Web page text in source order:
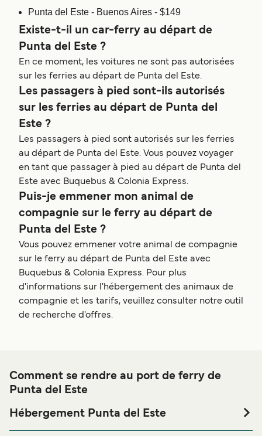
Punta del Este - Buenos Aires - $149
Existe-t-il un car-ferry au départ de
Punta del Este ?
En ce moment, les voitures ne sont pas autorisées
sur les ferries au départ de Punta del Este.
Les passagers à pied sont-ils autorisés
sur les ferries au départ de Punta del
Este ?
Les passagers à pied sont autorisés sur les ferries
au départ de Punta del Este. Vous pouvez voyager
en tant que passager à pied au départ de Punta del
Este avec Buquebus & Colonia Express.
Puis-je emmener mon animal de
compagnie sur le ferry au départ de
Punta del Este ?
Vous pouvez emmener votre animal de compagnie
sur le ferry au départ de Punta del Este avec
Buquebus & Colonia Express. Pour plus
d'informations sur l'hébergement des animaux de
compagnie et les tarifs, veuillez consulter notre outil
de recherche d'offres.
Comment se rendre au port de ferry de
Punta del Este
Hébergement Punta del Este
Si vous souhaitez passer la nuit au port de ferry de Punta